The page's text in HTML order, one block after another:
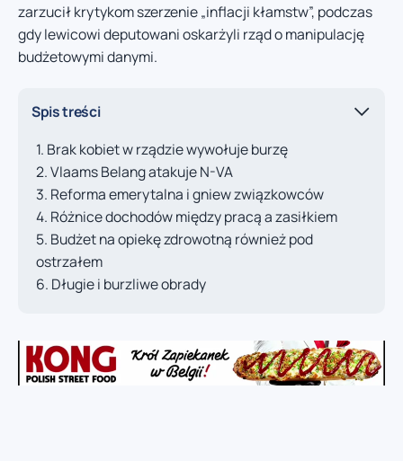
zarzucił krytykom szerzenie „inflacji kłamstw”, podczas
gdy lewicowi deputowani oskarżyli rząd o manipulację
budżetowymi danymi.
Spis treści
Brak kobiet w rządzie wywołuje burzę
Vlaams Belang atakuje N-VA
Reforma emerytalna i gniew związkowców
Różnice dochodów między pracą a zasiłkiem
Budżet na opiekę zdrowotną również pod
ostrzałem
Długie i burzliwe obrady